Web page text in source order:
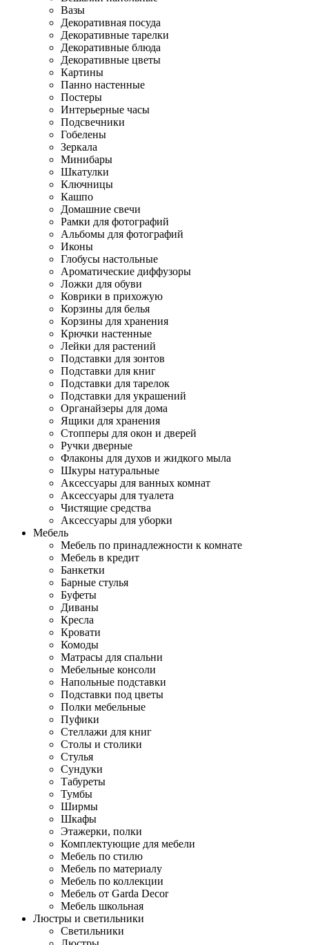
Вазы
Декоративная посуда
Декоративные тарелки
Декоративные блюда
Декоративные цветы
Картины
Панно настенные
Постеры
Интерьерные часы
Подсвечники
Гобелены
Зеркала
Минибары
Шкатулки
Ключницы
Кашпо
Домашние свечи
Рамки для фотографий
Альбомы для фотографий
Иконы
Глобусы настольные
Ароматические диффузоры
Ложки для обуви
Коврики в прихожую
Корзины для белья
Корзины для хранения
Крючки настенные
Лейки для растений
Подставки для зонтов
Подставки для книг
Подставки для тарелок
Подставки для украшений
Органайзеры для дома
Ящики для хранения
Стопперы для окон и дверей
Ручки дверные
Флаконы для духов и жидкого мыла
Шкуры натуральные
Аксессуары для ванных комнат
Аксессуары для туалета
Чистящие средства
Аксессуары для уборки
Мебель
Мебель по принадлежности к комнате
Мебель в кредит
Банкетки
Барные стулья
Буфеты
Диваны
Кресла
Кровати
Комоды
Матрасы для спальни
Мебельные консоли
Напольные подставки
Подставки под цветы
Полки мебельные
Пуфики
Стеллажи для книг
Столы и столики
Стулья
Сундуки
Табуреты
Тумбы
Ширмы
Шкафы
Этажерки, полки
Комплектующие для мебели
Мебель по стилю
Мебель по материалу
Мебель по коллекции
Мебель от Garda Decor
Мебель школьная
Люстры и светильники
Светильники